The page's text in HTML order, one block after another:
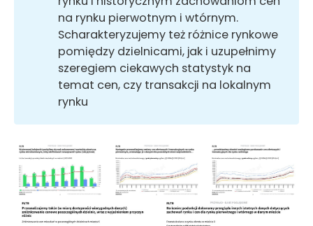
na rynku pierwotnym i wtórnym.
Scharakteryzujemy też różnice rynkowe
pomiędzy dzielnicami, jak i uzupełnimy
szeregiem ciekawych statystyk na
temat cen, czy transakcji na lokalnym
rynku